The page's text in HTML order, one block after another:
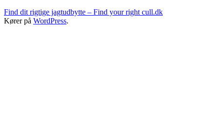
Find dit rigtige jagtudbytte – Find your right cull.dk
Kører på WordPress.